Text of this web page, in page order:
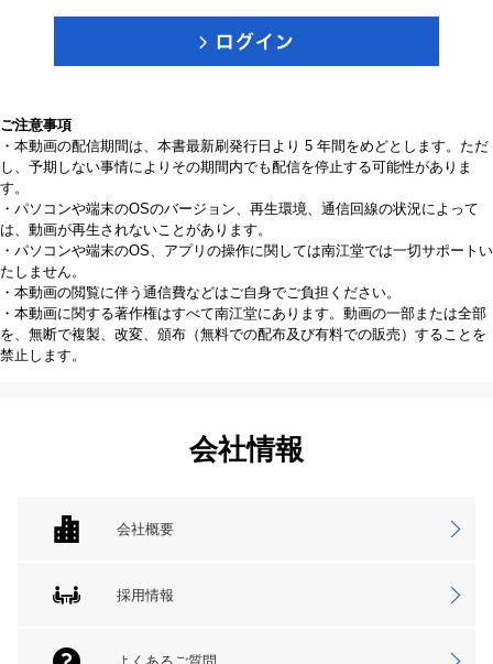
ご注意事項
・本動画の配信期間は、本書最新刷発行日より 5 年間をめどとします。ただ
し、予期しない事情によりその期間内でも配信を停止する可能性がありま
す。
・パソコンや端末のOSのバージョン、再生環境、通信回線の状況によって
は、動画が再生されないことがあります。
・パソコンや端末のOS、アプリの操作に関しては南江堂では一切サポートい
たしません。
・本動画の閲覧に伴う通信費などはご自身でご負担ください。
・本動画に関する著作権はすべて南江堂にあります。動画の一部または全部
を、無断で複製、改変、頒布（無料での配布及び有料での販売）することを
禁止します。
会社情報
会社概要
採用情報
よくあるご質問